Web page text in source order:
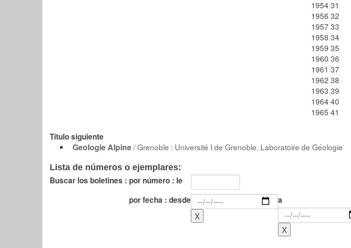
1954 31
1956 32
1957 33
1958 34
1959 35
1960 36
1961 37
1962 38
1963 39
1964 40
1965 41
Título siguiente
Geologie Alpine/ Grenoble : Université I de Grenoble. Laboratoire de Géologie
Lista de números o ejemplares:
Buscar los boletines : por número : le
por fecha : desde
a